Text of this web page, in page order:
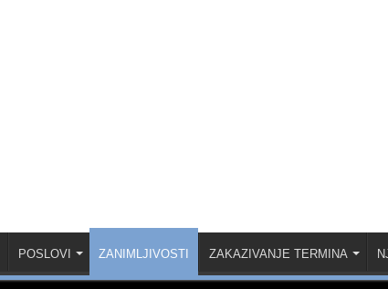
POSLOVI ZANIMLJIVOSTI ZAKAZIVANJE TERMINA